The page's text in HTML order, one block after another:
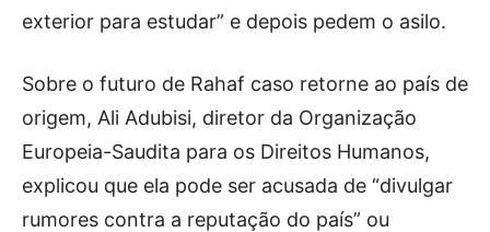
exterior para estudar” e depois pedem o asilo.
Sobre o futuro de Rahaf caso retorne ao país de
origem, Ali Adubisi, diretor da Organização
Europeia-Saudita para os Direitos Humanos,
explicou que ela pode ser acusada de “divulgar
rumores contra a reputação do país” ou